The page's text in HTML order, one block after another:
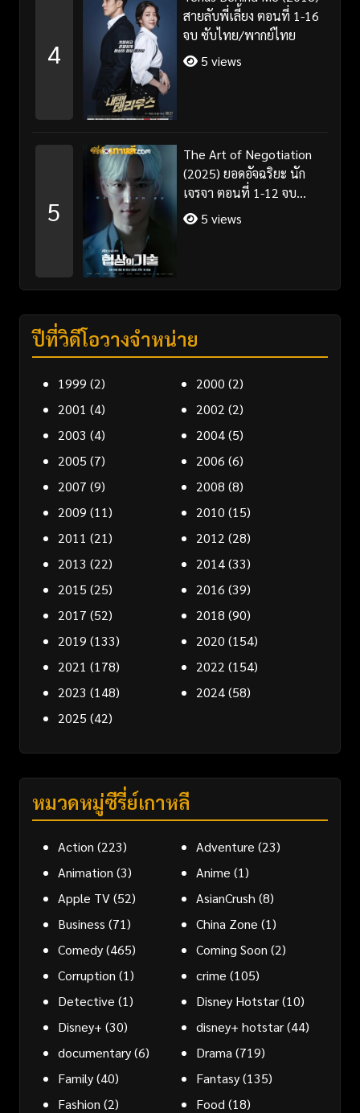
4
สายลับพี่เลี้ยง ตอนที่ 1-16
จบ ซับไทย/พากย์ไทย
5 views
5
The Art of Negotiation
(2025) ยอดอัจฉริยะ นัก
เจรจา ตอนที่ 1-12 จบ
พากย์ไทย/ซับไทย
5 views
ปีที่วิดีโอวางจำหน่าย
1999 (2) 2000 (2)
2001 (4) 2002 (2)
2003 (4) 2004(5)
2005 (7) 2006 (6)
2007 (9) 2008 (8)
2009 (11) 2010 (15)
2011 (21) 2012 (28)
2013 (22) 2014(33)
2015 (25) 2016 (39)
2017 (52) 2018 (90)
2019 (133) 2020 (154)
2021 (178) 2022 (154)
2023 (148) 2024(58)
2025 (42)
หมวดหมู่ซีรี่ย์เกาหลี
Action (223) Adventure (23)
Animation (3) Anime (1)
Apple TV(52) AsianCrush (8)
Business (71) China Zone (1)
Comedy(465) Coming Soon (2)
Corruption (1) crime (105)
Detective (1) Disney Hotstar(10)
Disney+ (30) disney+ hotstar(44)
documentary(6) Drama (719)
Family(40) Fantasy(135)
Fashion (2) Food (18)